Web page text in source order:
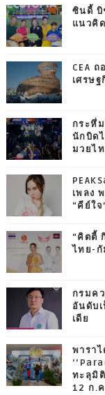
ซินดี้ บิ
แนวคิ
CEA
เศรษ
กระหึ่
นักบิด
มวยไ
เพลง
“คีย์ใจ
“คิตตี้
ไทย-กั
กรมค
อันดับ
เดีย
พารา
ทะลุมิ
12 ก.